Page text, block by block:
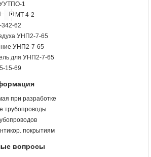
1
МТ 4-2
62
УНП2-7-65
УНП2-7-65
для УНП2-7-65
15-69
при разработке
трубопроводы
покрытиям
вопросы